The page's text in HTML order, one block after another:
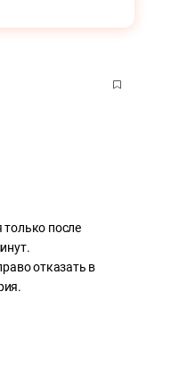
после
отказать в